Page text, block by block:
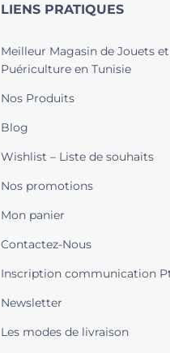
LIENS PRATIQUES
Meilleur Magasin de Jouets et
Puériculture en Tunisie
Nos Produits
Blog
Wishlist – Liste de souhaits
Nos promotions
Mon panier
Contactez-Nous
Inscription communication
Newsletter
Les modes de livraison